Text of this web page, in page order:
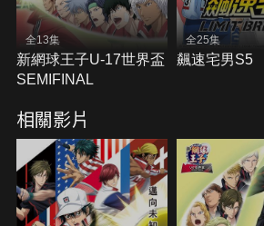
全13集
新網球王子U-17世界盃
SEMIFINAL
全25集
飆速宅男S5
相關影片